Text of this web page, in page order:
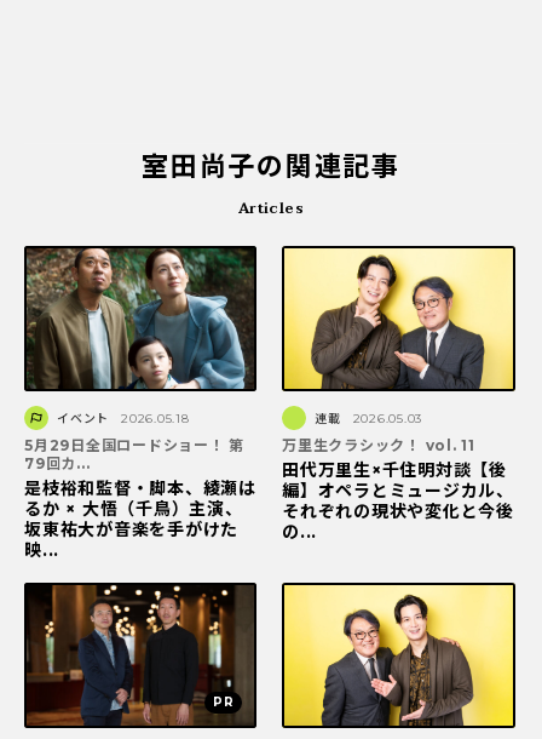
室田尚子の関連記事
Articles
イベント 2026.05.18
5月29日全国ロードショー！ 第
79回カ...
是枝裕和監督・脚本、綾瀬は
るか × 大悟（千鳥）主演、
坂東祐大が音楽を手がけた
映...
連載 2026.05.03
万里生クラシック！ vol. 11
田代万里生×千住明対談【後
編】オペラとミュージカル、
それぞれの現状や変化と今後
の...